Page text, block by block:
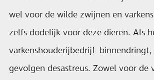
wel voor de wilde zwijnen en
zelfs dodelijk voor deze dieren. Als
varkenshouderijbedrijf
gevolgen desastreus. Zowel voor de